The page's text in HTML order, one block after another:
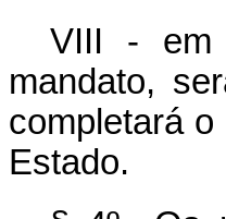
VIII - em
mandato,
completará
Estado.